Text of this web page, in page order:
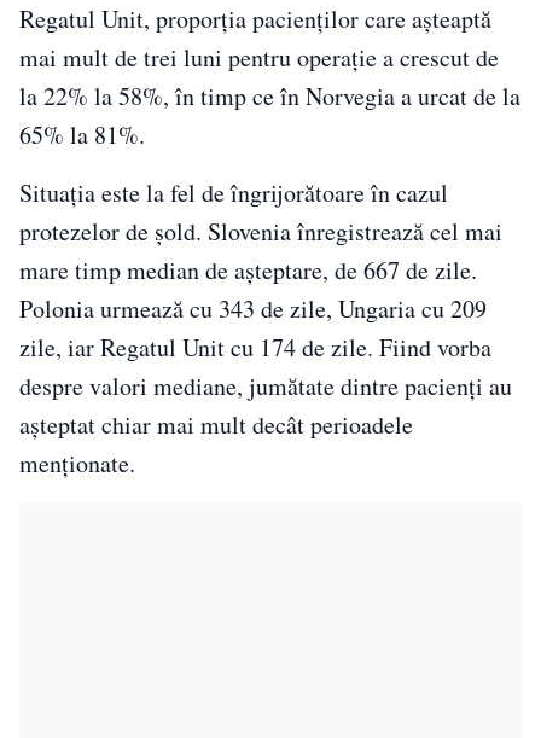
Regatul Unit, proporția pacienților care așteaptă
mai mult de trei luni pentru operație a crescut de
la 22% la 58%, în timp ce în Norvegia a urcat de la
65% la 81%.
Situația este la fel de îngrijorătoare în cazul
protezelor de șold. Slovenia înregistrează cel mai
mare timp median de așteptare, de 667 de zile.
Polonia urmează cu 343 de zile, Ungaria cu 209
zile, iar Regatul Unit cu 174 de zile. Fiind vorba
despre valori mediane, jumătate dintre pacienți au
așteptat chiar mai mult decât perioadele
menționate.